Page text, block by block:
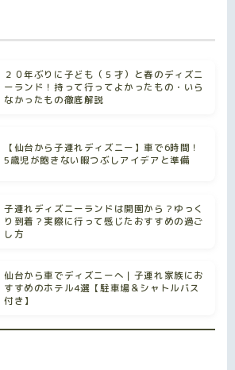
２０年ぶりに子ども（５才）と春のディズニ
ーランド！持って行ってよかったもの・いら
なかったもの徹底解説
【仙台から子連れディズニー】車で6時間！
5歳児が飽きない暇つぶしアイデアと準備
子連れディズニーランドは開園から？ゆっく
り到着？実際に行って感じたおすすめの過ご
し方
仙台から車でディズニーへ｜子連れ家族にお
すすめのホテル4選【駐車場＆シャトルバス
付き】